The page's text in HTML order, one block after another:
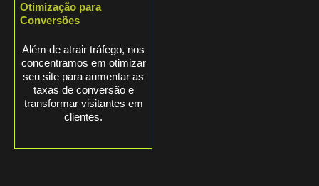
Otimização para
Conversões
Além de atrair tráfego, nos
concentramos em otimizar
seu site para aumentar as
taxas de conversão e
transformar visitantes em
clientes.